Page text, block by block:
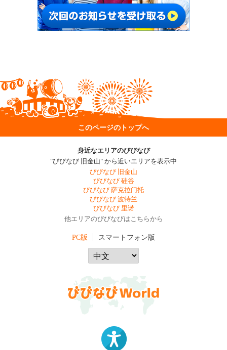
このページのトップへ
身近なエリアのびびなび
"びびなび 旧金山" から近いエリアを表示中
びびなび 旧金山
びびなび 硅谷
びびなび 萨克拉门托
びびなび 波特兰
びびなび 里诺
他エリアのびびなびはこちらから
PC版 スマートフォン版